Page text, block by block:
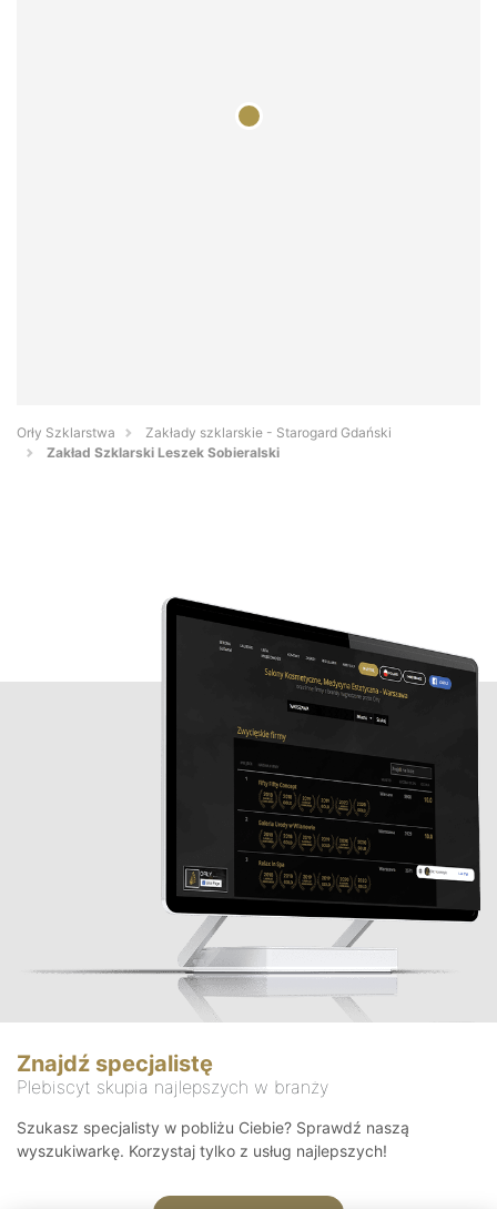
Orły Szklarstwa
Zakłady szklarskie - Starogard Gdański
Zakład Szklarski Leszek Sobieralski
Znajdź specjalistę
Plebiscyt skupia najlepszych w branży
Szukasz specjalisty w pobliżu Ciebie? Sprawdź naszą
wyszukiwarkę. Korzystaj tylko z usług najlepszych!